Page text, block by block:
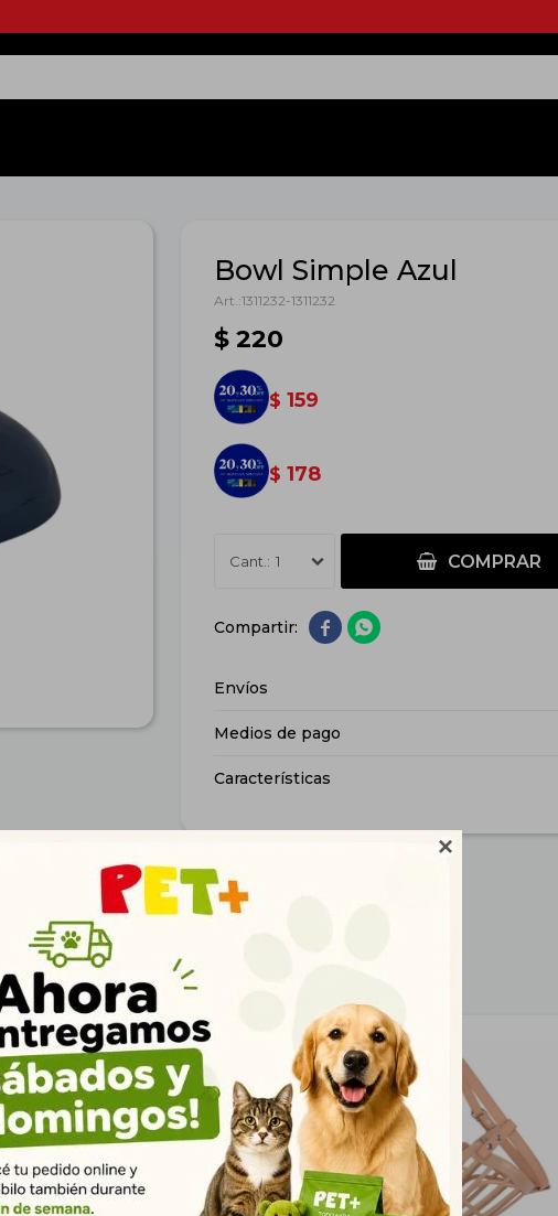

Bowl Simple Azul
1311232-1311232
$ 220
$ 159
$ 178
1 COMPRAR
 
Envíos
Medios de pago
Características
que te pueden interesar